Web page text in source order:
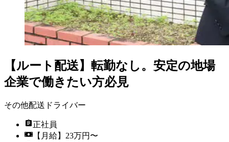
【ルート配送】転勤なし。安定の地場
企業で働きたい方必見
その他配送ドライバー
正社員
【月給】23万円〜